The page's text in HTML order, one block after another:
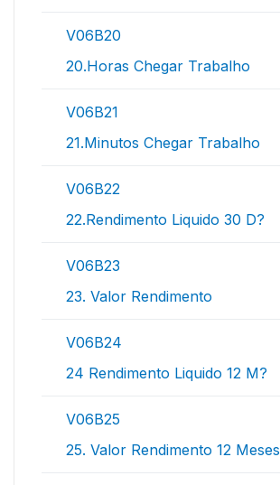
V06B20
20.Horas Chegar Trabalho
V06B21
21.Minutos Chegar Trabalho
V06B22
22.Rendimento Liquido 30 D?
V06B23
23. Valor Rendimento
V06B24
24 Rendimento Liquido 12 M?
V06B25
25. Valor Rendimento 12 Meses